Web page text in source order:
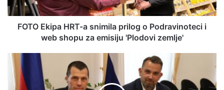
FOTO Ekipa HRT-a snimila prilog o Podravinoteci i
web shopu za emisiju 'Plodovi zemlje'